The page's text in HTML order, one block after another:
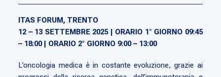
ITAS FORUM, TRENTO
12 – 13 SETTEMBRE 2025 | ORARIO 1° GIORNO 09:45
– 18:00 | ORARIO 2° GIORNO 9:00 – 13:00
L’oncologia medica è in costante evoluzione, grazie ai